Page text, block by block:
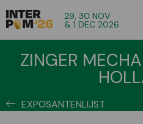
29, 30 NOV
& 1 DEC 2026
ZINGER
EXPOSANTENLIJST